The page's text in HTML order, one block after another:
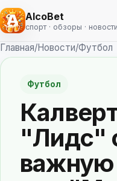
AlcoBet
спорт · обзоры · новости
Главная/Новости/Футбол
Футбол
"Лидс"